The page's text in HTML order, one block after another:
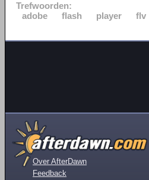
Trefwoorden:
adobe
flash player flv
Over AfterDawn
Feedback